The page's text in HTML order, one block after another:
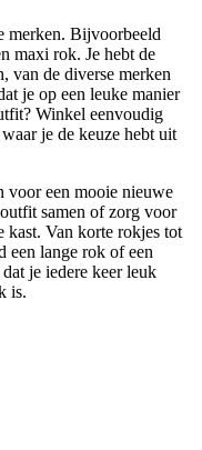
merken. Bijvoorbeeld
maxi rok. Je hebt de
van de diverse merken
je op een leuke manier
Winkel eenvoudig
je de keuze hebt uit
voor een mooie nieuwe
samen of zorg voor
kast. Van korte rokjes tot
een lange rok of een
je iedere keer leuk
is.